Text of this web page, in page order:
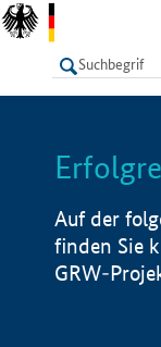
LISTE
Auf der
finden Sie
GRW-